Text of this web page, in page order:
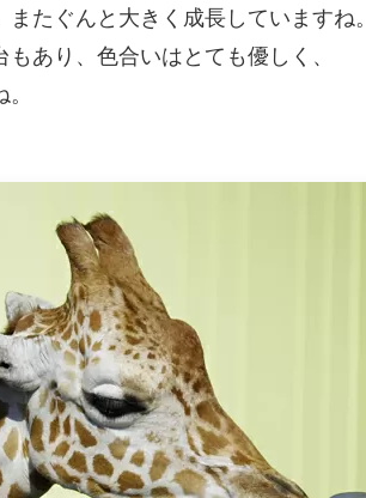
たぐんと大きく成長していますね。
あり、色合いはとても優しく、